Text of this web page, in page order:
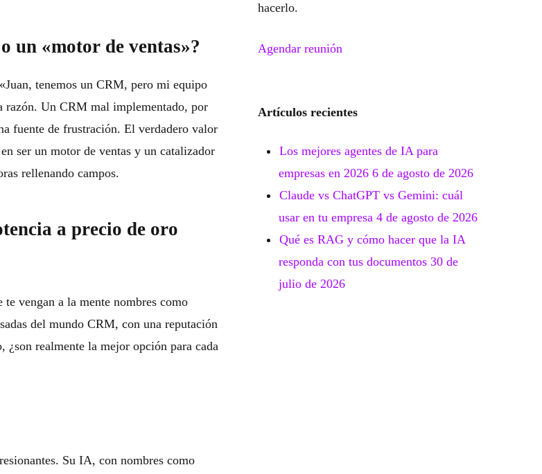
un «motor de ventas»?
tenemos un CRM, pero mi equipo
razón. Un CRM mal implementado, por
fuente de frustración. El verdadero valor
ser un motor de ventas y un catalizador
rellenando campos.
a precio de oro
te vengan a la mente nombres como
del mundo CRM, con una reputación
realmente la mejor opción para cada
Su IA, con nombres como
hacerlo.
Agendar reunión
Artículos recientes
Los mejores agentes de IA para
empresas en 2026 6 de agosto de 2026
Claude vs ChatGPT vs Gemini: cuál
usar en tu empresa 4 de agosto de 2026
Qué es RAG y cómo hacer que la IA
responda con tus documentos 30 de
julio de 2026